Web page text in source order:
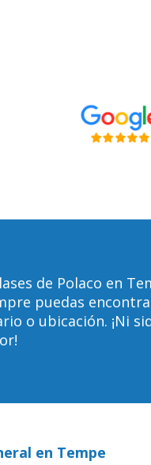
de Polaco en
puedas
o ubicación. ¡Ni
en Tempe